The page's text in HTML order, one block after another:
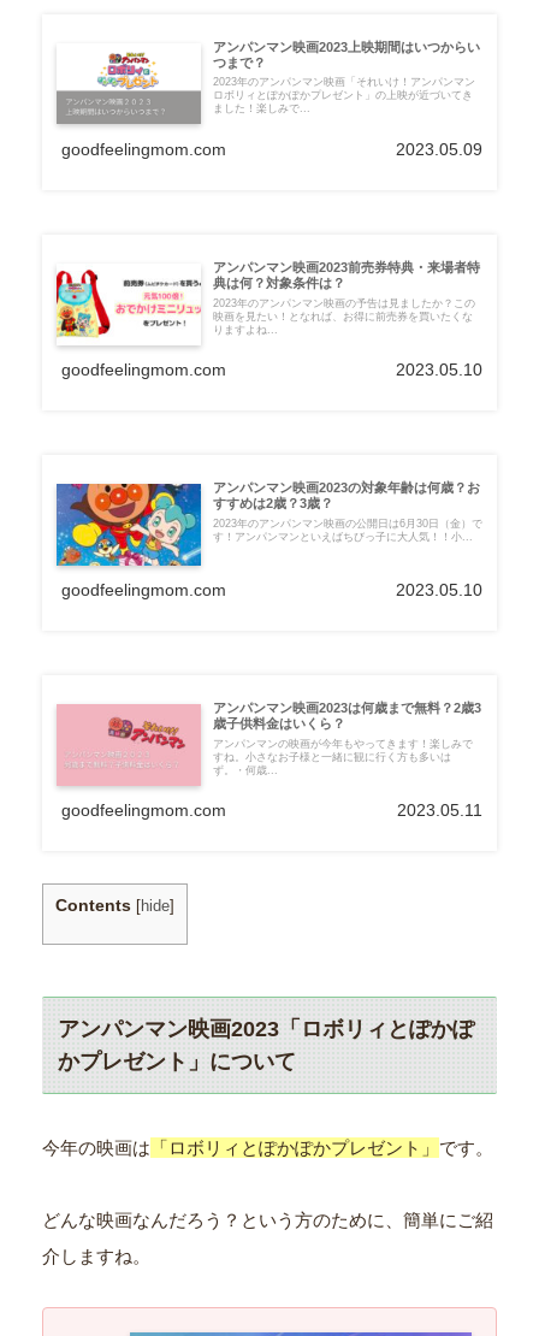
アンパンマン映画2023上映期間はいつからい
つまで？
2023年のアンパンマン映画「それいけ！アンパンマン
ロボリィとぽかぽかプレゼント」の上映が近づいてき
ました！楽しみで...
goodfeelingmom.com 2023.05.09
アンパンマン映画2023前売券特典・来場者特
典は何？対象条件は？
2023年のアンパンマン映画の予告は見ましたか？この
映画を見たい！となれば、お得に前売券を買いたくな
りますよね...
goodfeelingmom.com 2023.05.10
アンパンマン映画2023の対象年齢は何歳？お
すすめは2歳？3歳？
2023年のアンパンマン映画の公開日は6月30日（金）で
す！アンパンマンといえばちびっ子に大人気！！小...
goodfeelingmom.com 2023.05.10
アンパンマン映画2023は何歳まで無料？2歳3
歳子供料金はいくら？
アンパンマンの映画が今年もやってきます！楽しみで
すね。小さなお子様と一緒に観に行く方も多いは
ず。・何歳...
goodfeelingmom.com 2023.05.11
Contents [hide]
アンパンマン映画2023「ロボリィとぽかぽ
かプレゼント」について
今年の映画は 「ロボリィとぽかぽかプレゼント」 です。
どんな映画なんだろう？という方のために、簡単にご紹
介しますね。